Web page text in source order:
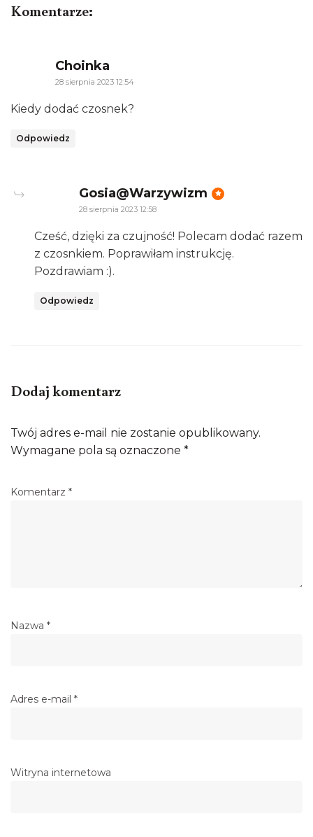
Komentarze:
Choinka
28 sierpnia 2023 12:54
Kiedy dodać czosnek?
Odpowiedz
Gosia@Warzywizm says:
28 sierpnia 2023 12:58
Cześć, dzięki za czujność! Polecam dodać razem
z czosnkiem. Poprawiłam instrukcję.
Pozdrawiam :).
Odpowiedz
Dodaj komentarz
Twój adres e-mail nie zostanie opublikowany.
Wymagane pola są oznaczone *
Komentarz *
Nazwa *
Adres e-mail *
Witryna internetowa